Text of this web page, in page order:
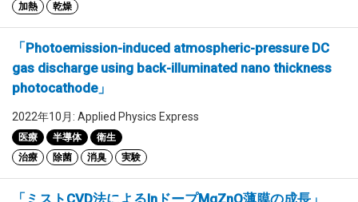
加熱
乾燥
「Photoemission-induced atmospheric-pressure DC
gas discharge using back-illuminated nano thickness
photocathode」
2022年10月: Applied Physics Express
医療 半導体
衛生
治療
除菌 消臭 実験
「ミストCVD法によるInドープMgZnO薄膜の成長」